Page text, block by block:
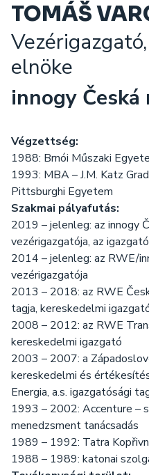
TOMÁŠ
elnöke
innogy
Végzettség:
1988: Brnói Műszaki
1993: MBA – J.M. Katz
Pittsburghi Egyetem
Szakmai pályafutás:
2019 – jelenleg: az innogy
vezérigazgatója, az
2014 – jelenleg: az RWE/
vezérigazgatója
2013 – 2018: az RWE
tagja, kereskedelmi
2008 – 2012: az RWE
kereskedelmi igazgató
2003 – 2007: a
kereskedelmi és
Energia, a.s. igazgatósági
1993 – 2002: Accenture –
menedzsment tanácsadás
1989 – 1992: Tatra
1988 – 1989: katonai